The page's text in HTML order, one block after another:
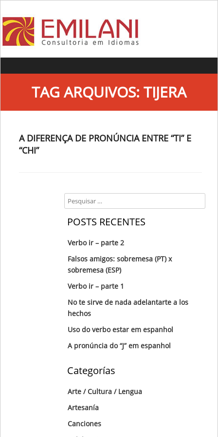
TAG ARQUIVOS: TIJERA
A DIFERENÇA DE PRONÚNCIA ENTRE “TI” E
“CHI”
Search
POSTS RECENTES
Verbo ir – parte 2
Falsos amigos: sobremesa (PT) x
sobremesa (ESP)
Verbo ir – parte 1
No te sirve de nada adelantarte a los
hechos
Uso do verbo estar em espanhol
A pronúncia do “J” em espanhol
Categorías
Arte / Cultura / Lengua
Artesanía
Canciones